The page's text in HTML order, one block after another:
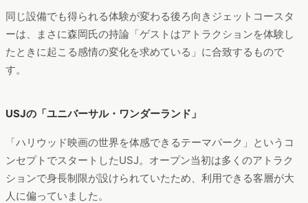
同じ設備でも得られる体験が変わる後ろ向きジェットコースタ
ーは、まさに森岡氏の持論「ゲストはアトラクションを体験し
たときに起こる感情の変化を求めている」に合致するもので
す。
USJの「ユニバーサル・ワンダーランド」
「ハリウッド映画の世界を体感できるテーマパーク」というコ
ンセプトでスタートしたUSJ。オープン当初は多くのアトラク
ションで身長制限が設けられていたため、利用できる客層が大
人に偏っていました。